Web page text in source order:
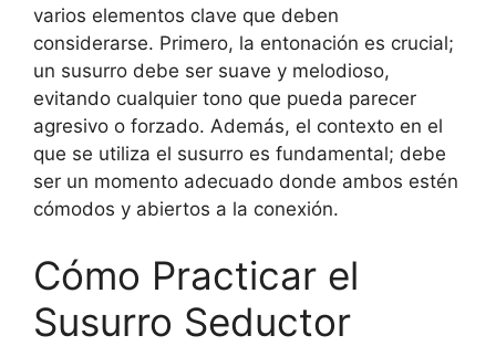
varios elementos clave que deben
considerarse. Primero, la entonación es crucial;
un susurro debe ser suave y melodioso,
evitando cualquier tono que pueda parecer
agresivo o forzado. Además, el contexto en el
que se utiliza el susurro es fundamental; debe
ser un momento adecuado donde ambos estén
cómodos y abiertos a la conexión.
Cómo Practicar el
Susurro Seductor